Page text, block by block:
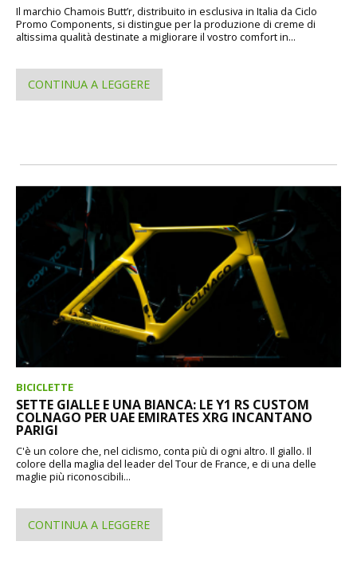
Il marchio Chamois Butt’r, distribuito in esclusiva in Italia da Ciclo
Promo Components, si distingue per la produzione di creme di
altissima qualità destinate a migliorare il vostro comfort in...
CONTINUA A LEGGERE
BICICLETTE
SETTE GIALLE E UNA BIANCA: LE Y1 RS CUSTOM
COLNAGO PER UAE EMIRATES XRG INCANTANO
PARIGI
C'è un colore che, nel ciclismo, conta più di ogni altro. Il giallo. Il
colore della maglia del leader del Tour de France, e di una delle
maglie più riconoscibili...
CONTINUA A LEGGERE